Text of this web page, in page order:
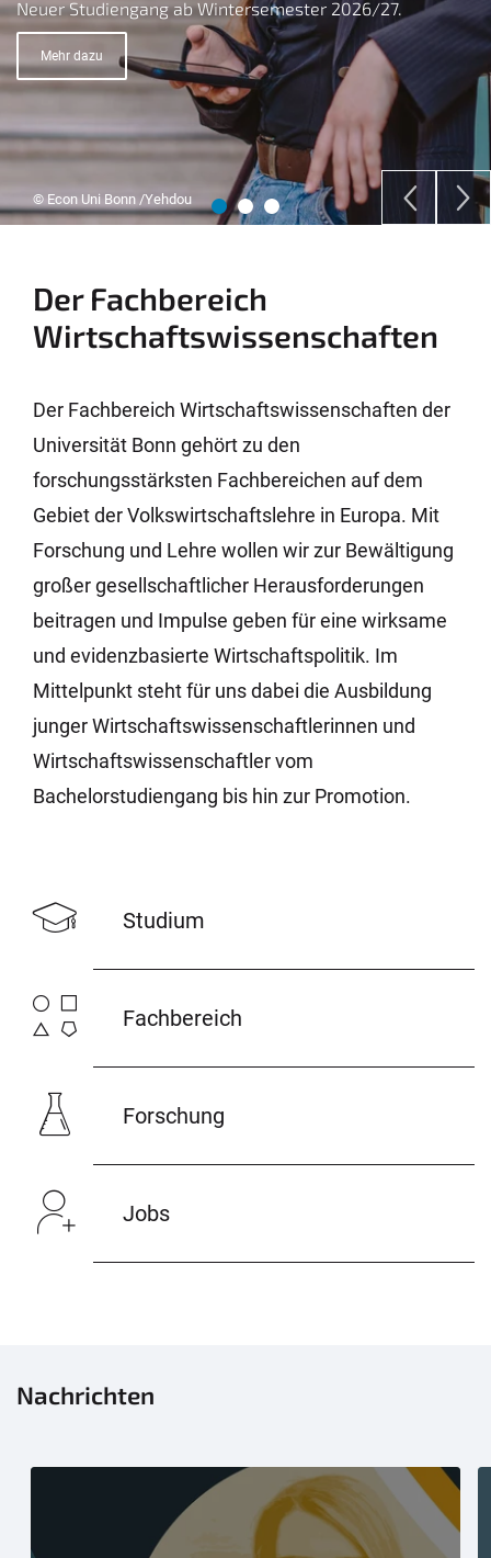
Neuer Studiengang ab Wintersemester 2026/27.
Mehr dazu
© Econ Uni Bonn /Yehdou
Menschen auf der ganzen Welt sind kooperativer, als wir
glauben.
Mehr dazu
Mehr dazu
Der Fachbereich
Wirtschafts­wissen­schaften
Der Fachbereich Wirtschafts­wissen­schaften der
Universität Bonn gehört zu den
forschungsstärksten Fachbereichen auf dem
Gebiet der Volkswirtschaftslehre in Europa. Mit
Forschung und Lehre wollen wir zur Bewältigung
großer gesellschaftlicher Herausforderungen
beitragen und Impulse geben für eine wirksame
und evidenzbasierte Wirtschaftspolitik. Im
Mittelpunkt steht für uns dabei die Ausbildung
junger Wirtschaftswissenschaftlerinnen und
Wirtschaftswissenschaftler vom
Bachelorstudiengang bis hin zur Promotion.
Studium
Fachbereich
Forschung
Jobs
Nachrichten